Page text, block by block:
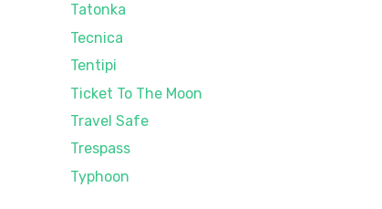
Tatonka
Tecnica
Tentipi
Ticket To The Moon
Travel Safe
Trespass
Typhoon